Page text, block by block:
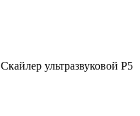
Скайлер ультразвуковой P5